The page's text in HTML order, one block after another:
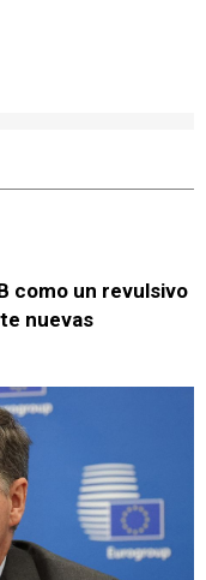
como un revulsivo
nuevas